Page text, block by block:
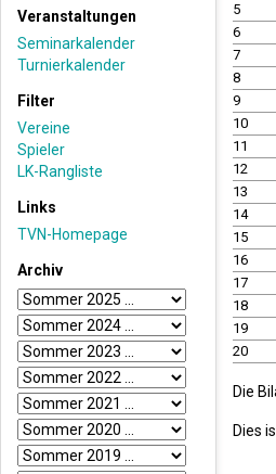
Veranstaltungen
Seminarkalender
Turnierkalender
Filter
Vereine
Spieler
LK-Rangliste
Links
TVN-Homepage
Archiv
5
6
7
8
9
10
11
12
13
14
15
16
17
18
19
20
Die
Dies